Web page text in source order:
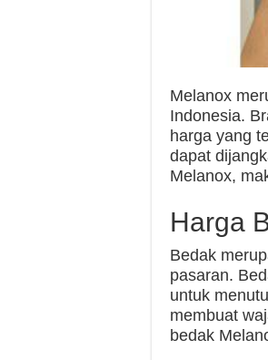
Melanox
Indonesia.
harga yang
dapat
Melanox,
Harga
Bedak
pasaran.
untuk
membuat
bedak